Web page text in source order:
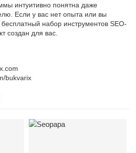
интуитивно понятна даже
Если у вас нет опыта или вы
бесплатный набор инструментов SEO-
создан для вас.
bukvarix